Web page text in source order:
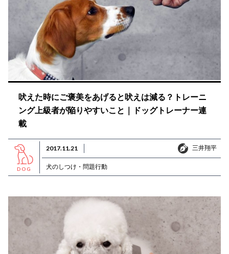
吠えた時にご褒美をあげると吠えは減る？トレーニ
ング上級者が陥りやすいこと｜ドッグトレーナー連
載
DOG
2017.11.21 三井翔平
三井翔平
犬のしつけ・問題行動